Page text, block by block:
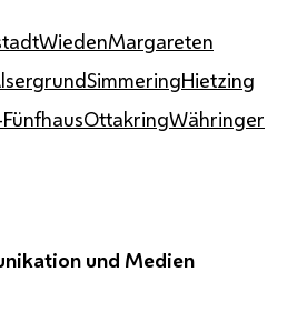
WiedenMargareten
SimmeringHietzing
OttakringWähringer
und Medien